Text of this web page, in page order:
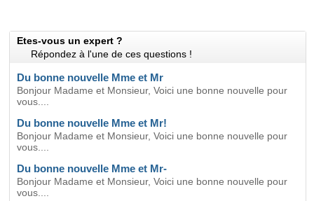
Etes-vous un expert ?
Répondez à l'une de ces questions !
Du bonne nouvelle Mme et Mr
Bonjour Madame et Monsieur, Voici une bonne nouvelle pour
vous....
Du bonne nouvelle Mme et Mr!
Bonjour Madame et Monsieur, Voici une bonne nouvelle pour
vous....
Du bonne nouvelle Mme et Mr-
Bonjour Madame et Monsieur, Voici une bonne nouvelle pour
vous....